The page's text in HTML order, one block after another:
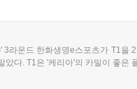
운드 한화생명e스포츠가 T1을
다. T1은 '케리아'의 카밀이 좋은